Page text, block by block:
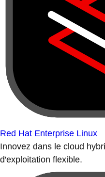
Red Hat Enterprise Linux
Innovez dans le cloud
d'exploitation flexible.